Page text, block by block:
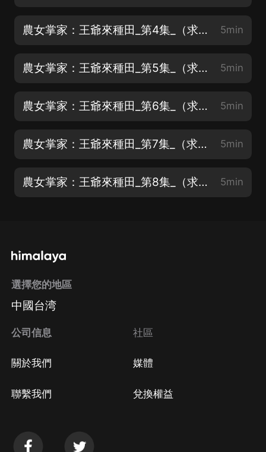
農女掌家：王爺來種田_第4集_（求關注，求訂閱，求打賞） 5min
農女掌家：王爺來種田_第5集_（求關注，求訂閱，求打賞） 5min
農女掌家：王爺來種田_第6集_（求關注，求訂閱，求打賞） 5min
農女掌家：王爺來種田_第7集_（求關注，求訂閱，求打賞） 5min
農女掌家：王爺來種田_第8集_（求關注，求訂閱，求打賞） 5min
選擇您的地區
中國台湾
公司信息
關於我們
聯繫我們
社區
媒體
兌換權益